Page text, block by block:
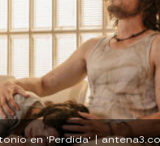
en 'Perdida' |